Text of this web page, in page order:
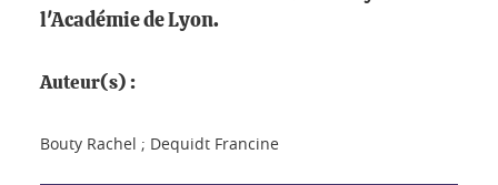
l'Académie de Lyon.
Auteur(s) :
Bouty Rachel ; Dequidt Francine